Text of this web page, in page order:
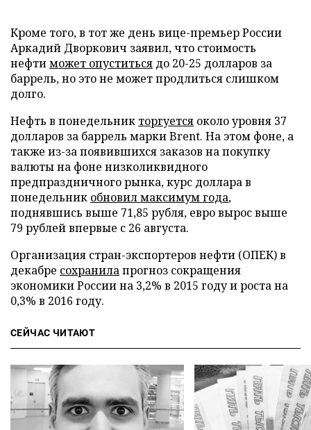
Кроме того, в тот же день вице-премьер России
Аркадий Дворкович заявил, что стоимость
нефтиможет опуститься до 20-25 долларов за
баррель, но это не может продлиться слишком
долго.
Нефть в понедельник торгуется около уровня 37
долларов за баррель марки Brent. На этом фоне, а
также из-за появившихся заказов на покупку
валюты на фоне низколиквидного
предпраздничного рынка, курс доллара в
понедельник обновил максимум года,
поднявшись выше 71,85 рубля, евро вырос выше
79 рублей впервые с 26 августа.
Организация стран-экспортеров нефти (ОПЕК) в
декабре сохранилапрогноз сокращения
экономики России на 3,2% в 2015 году и роста на
0,3% в 2016 году.
СЕЙЧАС ЧИТАЮТ